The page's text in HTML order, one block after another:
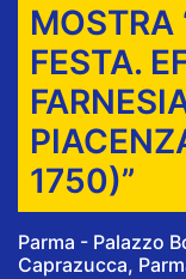
MOSTRA
FESTA.
1750)”
Parma - Palazzo
Caprazucca,